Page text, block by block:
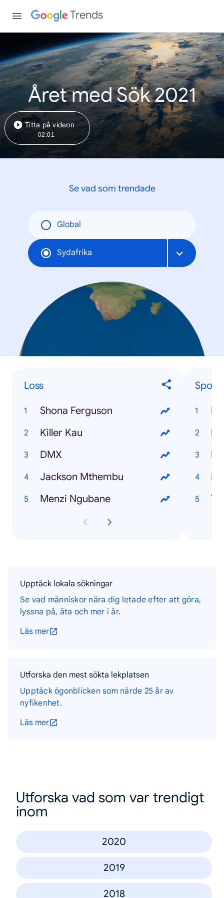
Trends
Året med Sök 2021
Titta på videon
02:01
Se vad som trendade
Global
Sydafrika
Loss
Shona Ferguson
Killer Kau
DMX
Jackson Mthembu
Menzi Ngubane
Sports
Upptäck lokala sökningar
Se vad människor nära dig letade efter att göra,
lyssna på, äta och mer i år.
Läs mer
Utforska den mest sökta lekplatsen
Upptäck ögonblicken som närde 25 år av
nyfikenhet.
Läs mer
Utforska vad som var trendigt
inom
2020
2019
2018